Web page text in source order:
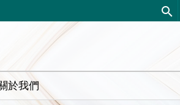
於我們